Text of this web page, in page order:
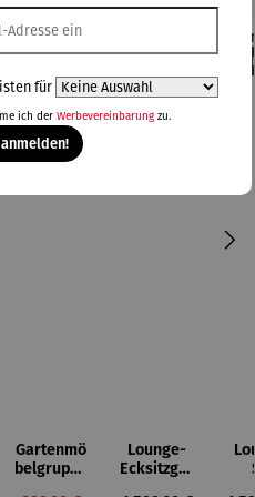
Rabatt
Gartenmö
belgruppe
Lounge-
Ecksitzgru
für
ich der Werbevereinbarungzu.